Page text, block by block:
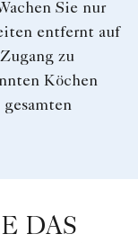
Sie nur
entfernt auf
zu
Köchen
DAS